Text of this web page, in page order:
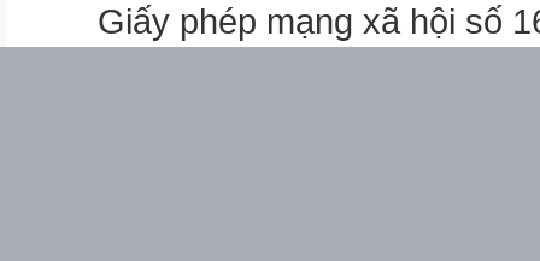
Giấy phép mạng xã hội số